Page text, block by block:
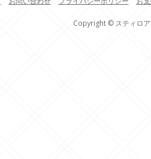
Copyright © スティロ